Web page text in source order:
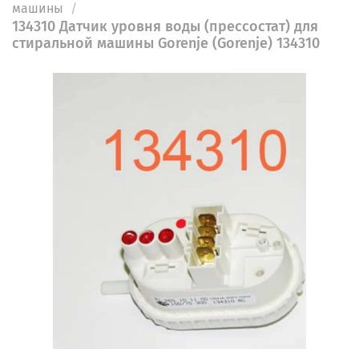
машины
134310 Датчик уровня воды (прессостат) для
стиральной машины Gorenje (Gorenje) 134310